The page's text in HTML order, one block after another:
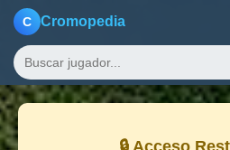
C Cromopedia
🔒 Acceso